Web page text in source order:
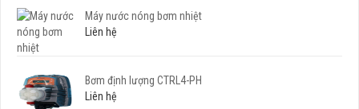
Máy nước nóng bơm nhiệt
Liên hệ
Bơm định lượng CTRL4-PH
Liên hệ